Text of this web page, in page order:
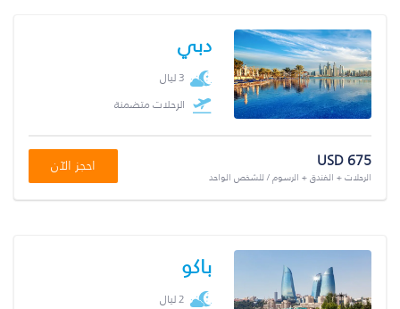
دبي
3 ليال
الرحلات متضمنة
USD 675
الرحلات + الفندق + الرسوم / للشخص الواحد
احجز الآن
باكو
2 ليال